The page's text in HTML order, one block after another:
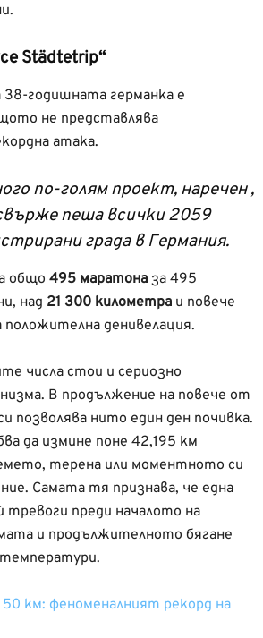
Städtetrip“
годишната германка е
не представлява
атака.
по-голям проект, наречен ,
пеша всички 2059
града в Германия.
общо 495 маратона за 495
над 21 300 километра и повече
денивелация.
числа стои и сериозно
В продължение на повече от
позволява нито един ден почивка.
да измине поне 42,195 км
терена или моментното си
Самата тя признава, че една
преди началото на
и продължителното бягане
50 км: феноменалният рекорд на